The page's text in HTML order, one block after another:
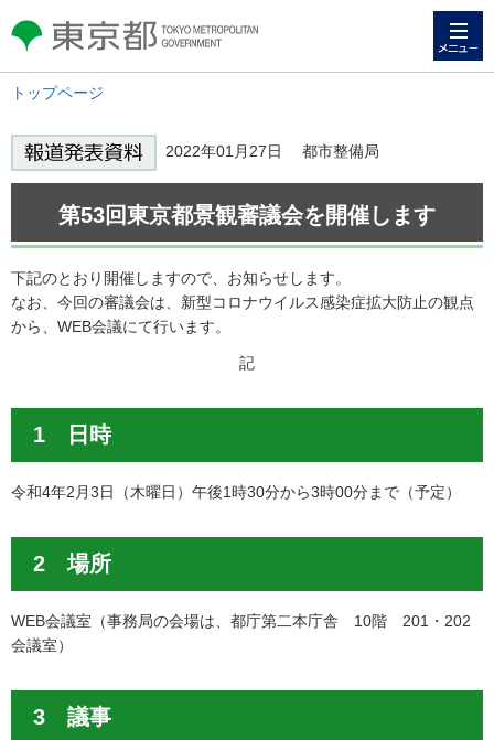
東京都 TOKYO METROPOLITAN
GOVERNMENT
トップページ
2022年01月27日 都市整備局
第53回東京都景観審議会を開催します
下記のとおり開催しますので、お知らせします。
なお、今回の審議会は、新型コロナウイルス感染症拡大防止の観点
から、WEB会議にて行います。
記
1 日時
令和4年2月3日（木曜日）午後1時30分から3時00分まで（予定）
2 場所
WEB会議室（事務局の会場は、都庁第二本庁舎 10階 201・202
会議室）
3 議事